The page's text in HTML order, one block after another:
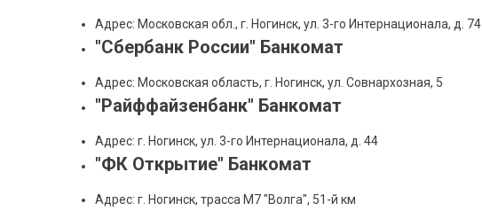
Адрес: Московская обл., г. Ногинск, ул. 3-го Интернационала, д. 74
"Сбербанк России" Банкомат
Адрес: Московская область, г. Ногинск, ул. Совнархозная, 5
"Райффайзенбанк" Банкомат
Адрес: г. Ногинск, ул. 3-го Интернационала, д. 44
"ФК Открытие" Банкомат
Адрес: г. Ногинск, трасса М7 "Волга", 51-й км